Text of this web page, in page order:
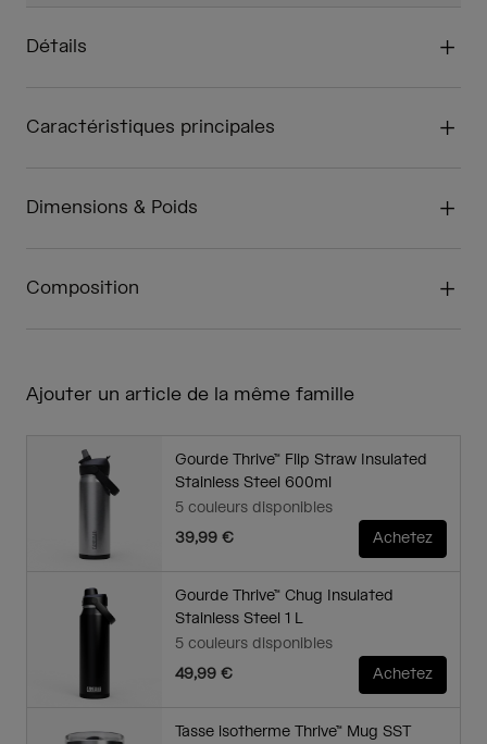
Détails
Caractéristiques principales
Dimensions & Poids
Composition
Ajouter un article de la même famille
Gourde Thrive™ Flip Straw Insulated
Stainless Steel 600ml
5 couleurs disponibles
39,99 €
Achetez
Gourde Thrive™ Chug Insulated
Stainless Steel 1 L
5 couleurs disponibles
49,99 €
Achetez
Tasse isotherme Thrive™ Mug SST